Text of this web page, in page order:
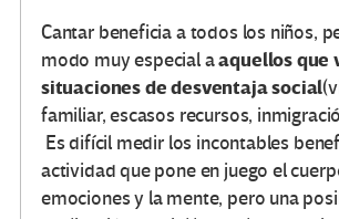
Cantar beneficia a todos los niños,
modo muy especial aaquellos que
situaciones de desventaja social
familiar, escasos recursos,
Es difícil medir los incontables
actividad que pone en juego el
emociones y la mente, pero una